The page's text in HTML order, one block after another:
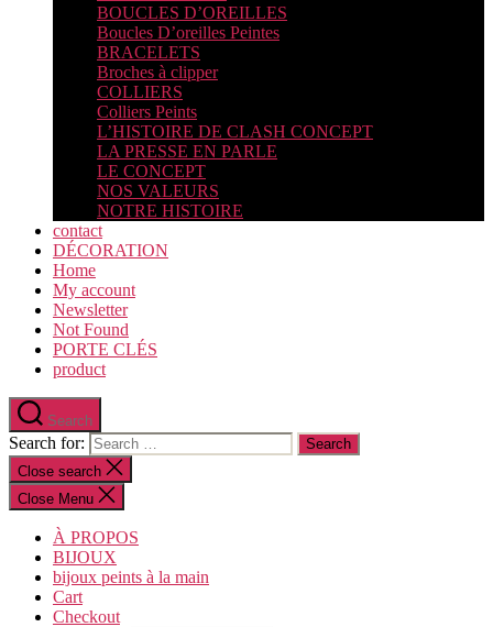
BOUCLES D’OREILLES
Boucles D’oreilles Peintes
BRACELETS
Broches à clipper
COLLIERS
Colliers Peints
L’HISTOIRE DE CLASH CONCEPT
LA PRESSE EN PARLE
LE CONCEPT
NOS VALEURS
NOTRE HISTOIRE
contact
DÉCORATION
Home
My account
Newsletter
Not Found
PORTE CLÉS
product
Search
Search for:
Close search
Close Menu
À PROPOS
BIJOUX
bijoux peints à la main
Cart
Checkout